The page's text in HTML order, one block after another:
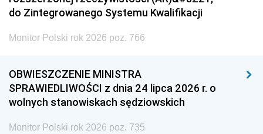
do Zintegrowanego Systemu Kwalifikacji
Monitor Polski rok 2026 poz. 766
OBWIESZCZENIE MINISTRA
SPRAWIEDLIWOŚCI z dnia 24 lipca 2026 r. o
wolnych stanowiskach sędziowskich
Monitor Polski rok 2026 poz. 735